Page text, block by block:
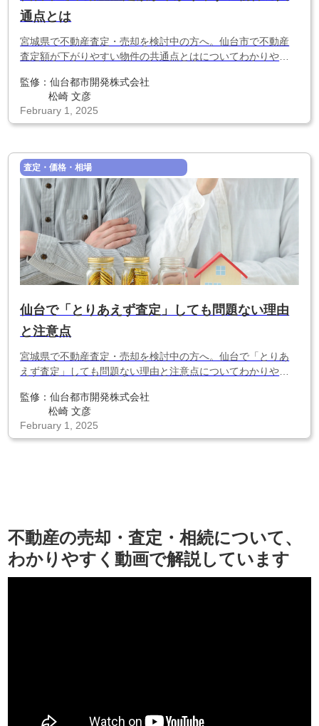
通点とは
宮城県で不動産査定・売却を検討中の方へ。仙台市で不動産
査定額が下がりやすい物件の共通点とはについてわかりやす
監修：仙台都市開発株式会社
松崎 文彦
February 1, 2025
査定・価格・相場
仙台で「とりあえず査定」しても問題ない理由
と注意点
宮城県で不動産査定・売却を検討中の方へ。仙台で「とりあ
えず査定」しても問題ない理由と注意点についてわかりやす
監修：仙台都市開発株式会社
松崎 文彦
February 1, 2025
不動産の売却・査定・相続について、
わかりやすく動画で解説しています